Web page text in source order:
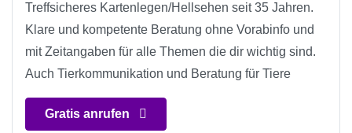
Treffsicheres Kartenlegen/Hellsehen seit 35 Jahren.
Klare und kompetente Beratung ohne Vorabinfo und
mit Zeitangaben für alle Themen die dir wichtig sind.
Auch Tierkommunikation und Beratung für Tiere
Gratis anrufen